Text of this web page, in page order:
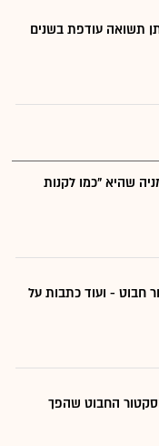
תשואה עודפת בשנים
שהיא "כמו לקנות
חבוט - ועוד כתבות על
החבוט שהפך